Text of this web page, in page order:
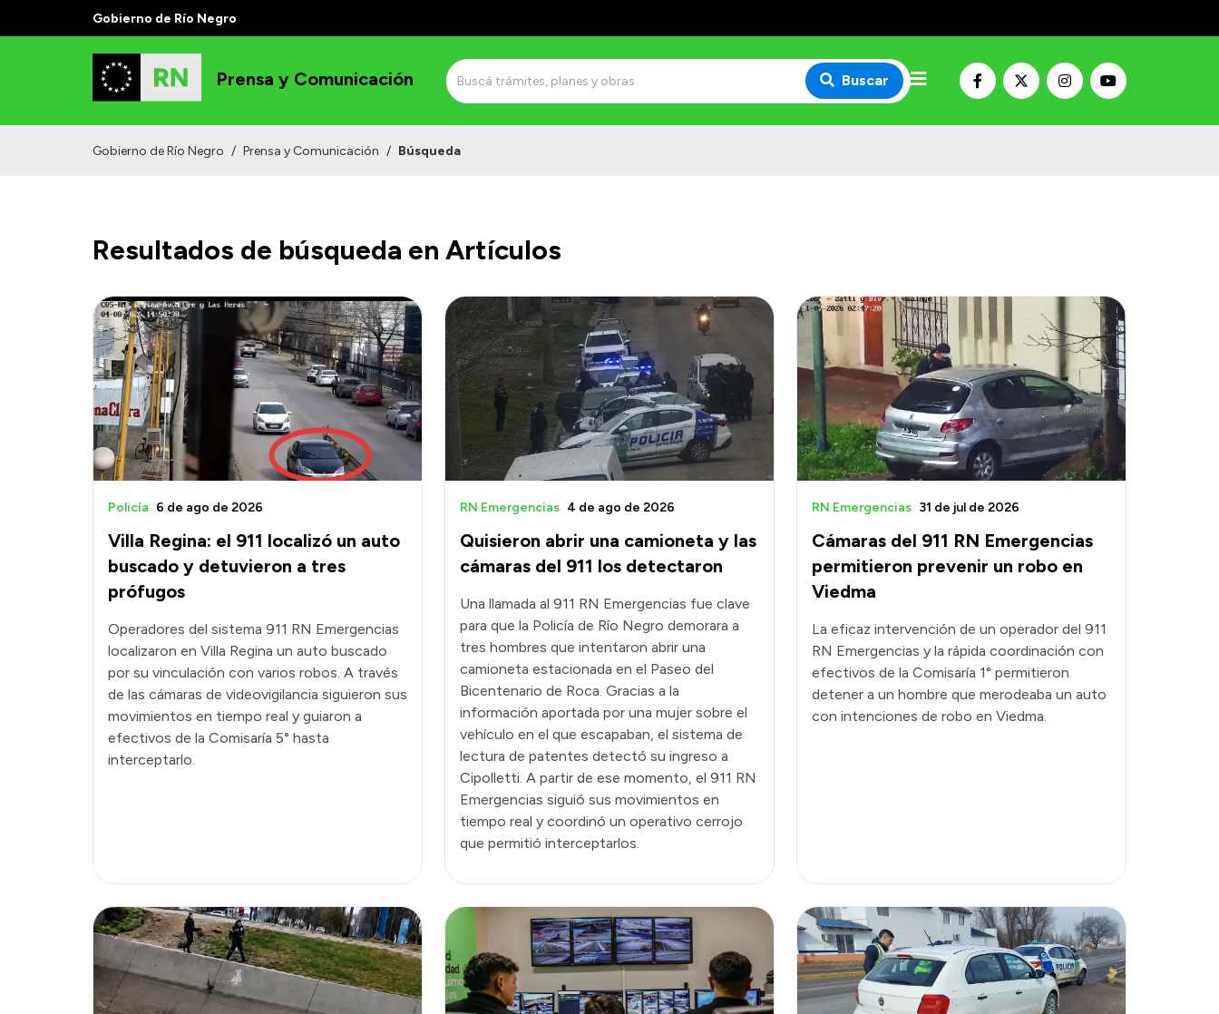
Gobierno de Río Negro
Prensa y Comunicación Buscar
Gobierno de Río Negro / Prensa y Comunicación / Búsqueda
Resultados de búsqueda en Artículos
Villa Regina: el 911 localizó un auto
buscado y detuvieron a tres
prófugos
Policía 6 de ago de 2026
Operadores del sistema 911 RN Emergencias
localizaron en Villa Regina un auto buscado
por su vinculación con varios robos. A través
de las cámaras de videovigilancia siguieron sus
movimientos en tiempo real y guiaron a
efectivos de la Comisaría 5° hasta
interceptarlo.
Quisieron abrir una camioneta y las
cámaras del 911 los detectaron
RN Emergencias 4 de ago de 2026
Una llamada al 911 RN Emergencias fue clave
para que la Policía de Río Negro demorara a
tres hombres que intentaron abrir una
camioneta estacionada en el Paseo del
Bicentenario de Roca. Gracias a la
información aportada por una mujer sobre el
vehículo en el que escapaban, el sistema de
lectura de patentes detectó su ingreso a
Cipolletti. A partir de ese momento, el 911 RN
Emergencias siguió sus movimientos en
tiempo real y coordinó un operativo cerrojo
que permitió interceptarlos.
Cámaras del 911 RN Emergencias
permitieron prevenir un robo en
Viedma
RN Emergencias 31 de jul de 2026
La eficaz intervención de un operador del 911
RN Emergencias y la rápida coordinación con
efectivos de la Comisaría 1° permitieron
detener a un hombre que merodeaba un auto
con intenciones de robo en Viedma.